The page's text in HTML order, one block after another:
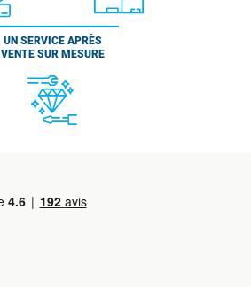
UN SERVICE APRÈS
VENTE SUR MESURE